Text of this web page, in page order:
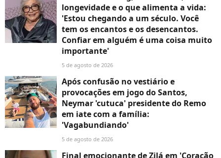
longevidade e o que alimenta a vida:
'Estou chegando a um século. Você
tem os encantos e os desencantos.
Confiar em alguém é uma coisa muito
importante'
5 de agosto de 2026
Após confusão no vestiário e
provocações em jogo do Santos,
Neymar 'cutuca' presidente do Remo
em iate com a família:
'Vagabundiando'
5 de agosto de 2026
Final emocionante de Zilá em 'Coração